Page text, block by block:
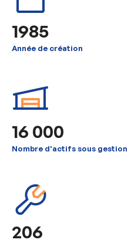
1985
Année de création
16 000
Nombre d'actifs sous gestion
206